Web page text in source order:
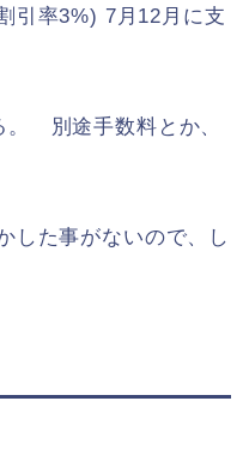
引率3%) 7月12月に支
。 別途手数料とか、
した事がないので、し